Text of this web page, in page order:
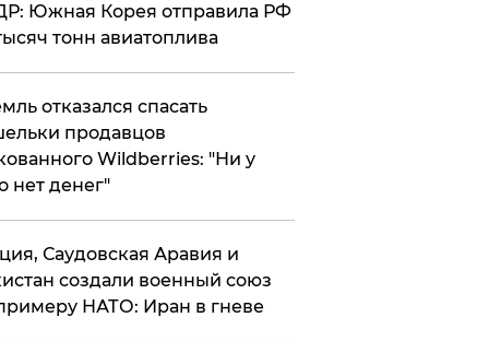
Южная Корея отправила РФ
тонн авиатоплива
отказался спасать
продавцов
Wildberries: "Ни у
нет денег"
Саудовская Аравия и
создали военный союз
НАТО: Иран в гневе